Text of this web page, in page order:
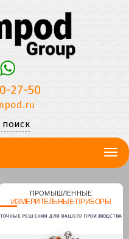
27-50
поиск
ПРОМЫШЛЕННЫЕ
ИЗМЕРИТЕЛЬНЫЕ ПРИБОРЫ
ТОЧНЫЕ РЕШЕНИЯ ДЛЯ ВАШЕГО ПРОИЗВОДСТВА